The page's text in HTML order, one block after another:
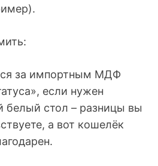
за импортным МДФ
если нужен
белый стол – разницы вы
а вот кошелёк